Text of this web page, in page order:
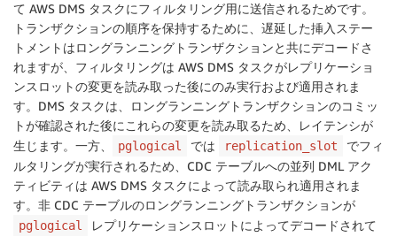
て AWS DMS タスクにフィルタリング用に送信されるためです。
トランザクションの順序を保持するために、遅延した挿入ステー
トメントはロングランニングトランザクションと共にデコードさ
れますが、フィルタリングは AWS DMS タスクがレプリケーショ
ンスロットの変更を読み取った後にのみ実行および適用されま
す。DMS タスクは、ロングランニングトランザクションのコミッ
トが確認された後にこれらの変更を読み取るため、レイテンシが
生じます。一方、
pglogical では replication_slot
でフィ
ルタリングが実行されるため、CDC テーブルへの並列 DML アク
ティビティは AWS DMS タスクによって読み取られ適用されま
す。非 CDC テーブルのロングランニングトランザクションが
pglogical
レプリケーションスロットによってデコードされて